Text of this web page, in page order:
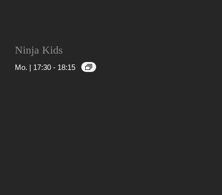
Ninja Kids
Mo. | 17:30 - 18:15